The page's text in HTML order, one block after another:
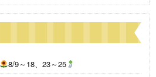
8/9～18、23～25